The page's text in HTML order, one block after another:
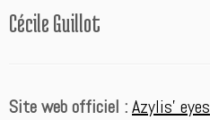
auCécile Guillot
Site web officiel :Azylis’ eyes